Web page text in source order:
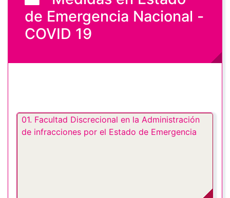
de Emergencia Nacional -
COVID 19
01. Facultad Discrecional en la Administración
de infracciones por el Estado de Emergencia